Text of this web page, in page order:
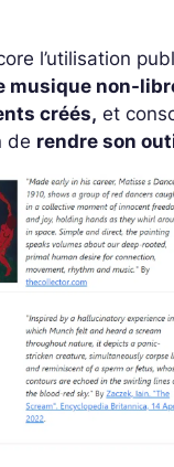
l’utilisation
musique non-
créés, et
de rendre son